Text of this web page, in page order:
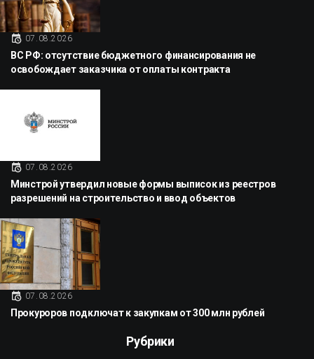
07.08.2026
ВС РФ: отсутствие бюджетного финансирования не
освобождает заказчика от оплаты контракта
07.08.2026
Минстрой утвердил новые формы выписок из реестров
разрешений на строительство и ввод объектов
07.08.2026
Прокуроров подключат к закупкам от 300 млн рублей
Рубрики